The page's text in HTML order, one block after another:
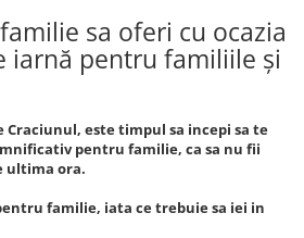
sa oferi cu ocazia
iarnă pentru familiile și
Craciunul, este timpul sa incepi sa te
pentru familie, ca sa nu fii
ultima ora.
familie, iata ce trebuie sa iei in